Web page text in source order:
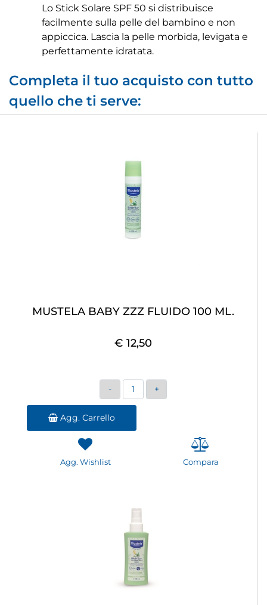
Lo Stick Solare SPF 50 si distribuisce
facilmente sulla pelle del bambino e non
appiccica. Lascia la pelle morbida, levigata e
perfettamente idratata.
Completa il tuo acquisto con tutto
quello che ti serve:
MUSTELA BABY ZZZ FLUIDO 100 ML.
€ 12,50
Quantità
Agg. Carrello
Agg. Wishlist Compara